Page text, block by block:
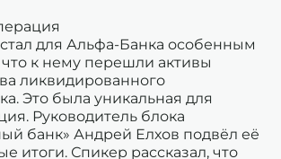
для Альфа-Банка особенным
к нему перешли активы
ликвидированного
Это была уникальная для
Руководитель блока
банк» Андрей Елхов подвёл её
итоги. Спикер рассказал, что